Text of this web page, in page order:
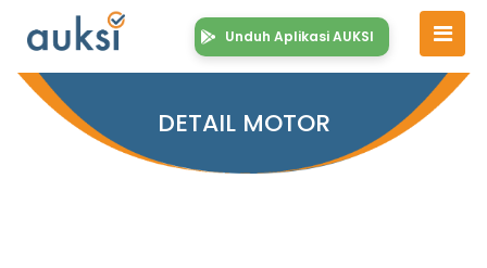
Unduh Aplikasi AUKSI
DETAIL MOTOR